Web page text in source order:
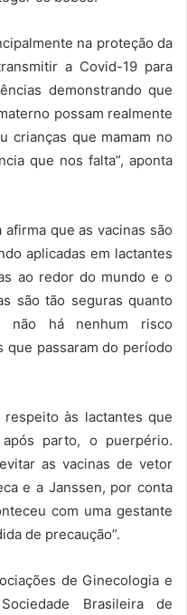
na proteção da
a Covid-19 para
demonstrando que
possam realmente
crianças que mamam no
que nos falta”, aponta
afirma que as vacinas são
aplicadas em lactantes
ao redor do mundo e o
são tão seguras quanto
não há nenhum risco
passaram do período
às lactantes que
parto, o puerpério.
as vacinas de vetor
e a Janssen, por conta
com uma gestante
de precaução”.
de Ginecologia e
Brasileira de